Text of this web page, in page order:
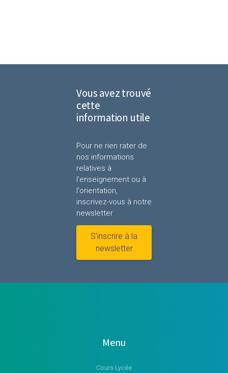
Vous avez trouvé
cette
information utile
Pour ne rien rater de
nos informations
relatives à
l'enseignement ou à
l'orientation,
inscrivez-vous à notre
newsletter
S’inscrire à la
newsletter
Menu
Cours Lycée